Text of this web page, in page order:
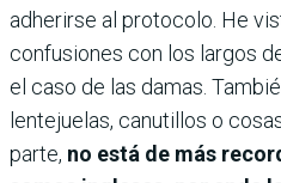
adherirse al protocolo. He
confusiones con los largos
el caso de las damas.
lentejuelas, canutillos o
parte, no está de más